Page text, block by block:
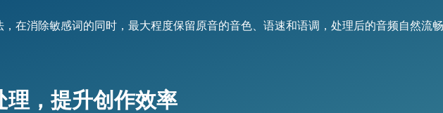
在消除敏感词的同时，最大程度保留原音的音色、语速和语调，处理后的音频自然流
理，提升创作效率